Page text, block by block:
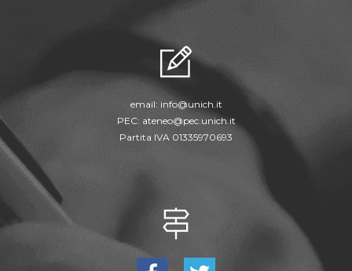
email: info@unich.it
PEC: ateneo@pec.unich.it
Partita IVA 01335970693